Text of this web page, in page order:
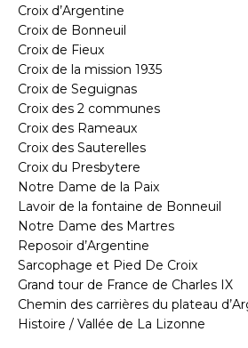
Croix d’Argentine
Croix de Bonneuil
Croix de Fieux
Croix de la mission 1935
Croix de Seguignas
Croix des 2 communes
Croix des Rameaux
Croix des Sauterelles
Croix du Presbytere
Notre Dame de la Paix
Lavoir de la fontaine de Bonneuil
Notre Dame des Martres
Reposoir d’Argentine
Sarcophage et Pied De Croix
Grand tour de France de Charles IX
Chemin des carrières du plateau
Histoire / Vallée de La Lizonne